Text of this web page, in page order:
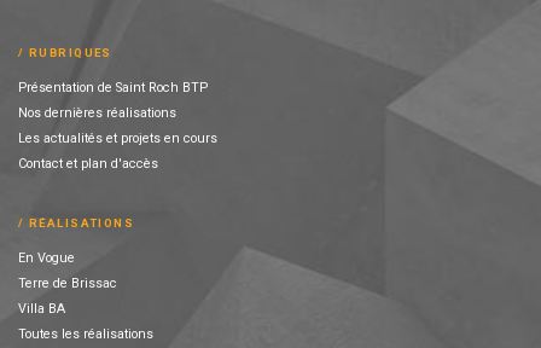
RUBRIQUES
Présentation de Saint Roch BTP
Nos dernières réalisations
Les actualités et projets en cours
Contact et plan d'accès
RÉALISATIONS
En Vogue
Terre de Brissac
Villa BA
Toutes les réalisations